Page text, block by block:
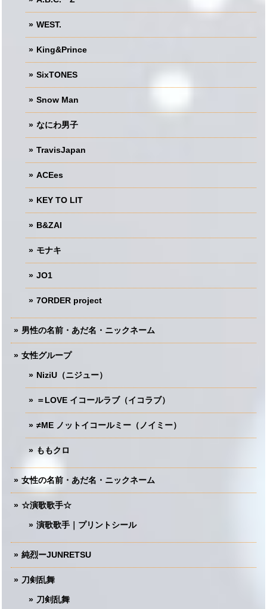
WEST.
King&Prince
SixTONES
Snow Man
なにわ男子
TravisJapan
ACEes
KEY TO LIT
B&ZAI
モナキ
JO1
7ORDER project
男性の名前・あだ名・ニックネーム
女性グループ
NiziU（ニジュー）
＝LOVE イコールラブ（イコラブ）
≠ME ノットイコールミー（ノイミー）
ももクロ
女性の名前・あだ名・ニックネーム
☆演歌歌手☆
演歌歌手｜プリントシール
純烈ーJUNRETSU
刀剣乱舞
刀剣乱舞